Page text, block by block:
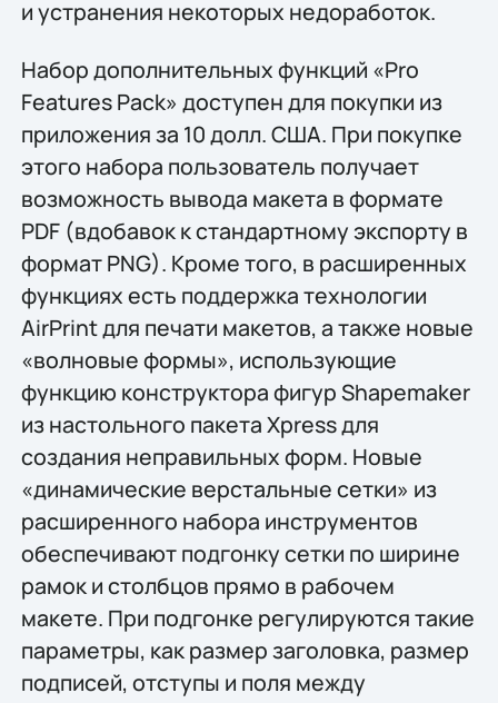
и устранения некоторых недоработок.
Набор дополнительных функций «Pro
Features Pack» доступен для покупки из
приложения за 10 долл. США. При покупке
этого набора пользователь получает
возможность вывода макета в формате
PDF (вдобавок к стандартному экспорту в
формат PNG). Кроме того, в расширенных
функциях есть поддержка технологии
AirPrint для печати макетов, а также новые
«волновые формы», использующие
функцию конструктора фигур Shapemaker
из настольного пакета Xpress для
создания неправильных форм. Новые
«динамические верстальные сетки» из
расширенного набора инструментов
обеспечивают подгонку сетки по ширине
рамок и столбцов прямо в рабочем
макете. При подгонке регулируются такие
параметры, как размер заголовка, размер
подписей, отступы и поля между